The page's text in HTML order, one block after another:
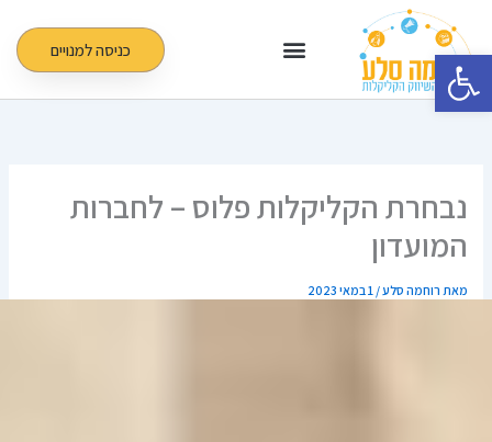
פתח סרגל נגישות
לתוכן
כניסה למנויים
נבחרת הקליקלות פלוס – לחברות
המועדון
מאת רוחמה סלע/1 במאי 2023